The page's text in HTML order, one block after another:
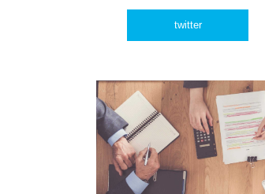
twitter